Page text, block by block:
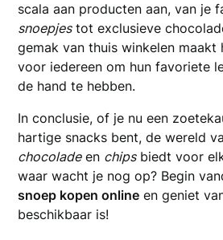
scala aan producten aan, van je
snoepjestot exclusieve
gemak van thuis winkelen maakt
voor iedereen om hun favoriete
de hand te hebben.
In conclusie, of je nu een
hartige snacks bent, de wereld
chocoladeen chipsbiedt voor
waar wacht je nog op? Begin
snoep kopen online en geniet
beschikbaar is!